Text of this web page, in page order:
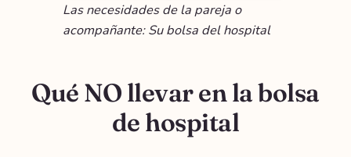
Las necesidades de la pareja o
acompañante: Su bolsa del hospital
Qué NO llevar en la bolsa
de hospital